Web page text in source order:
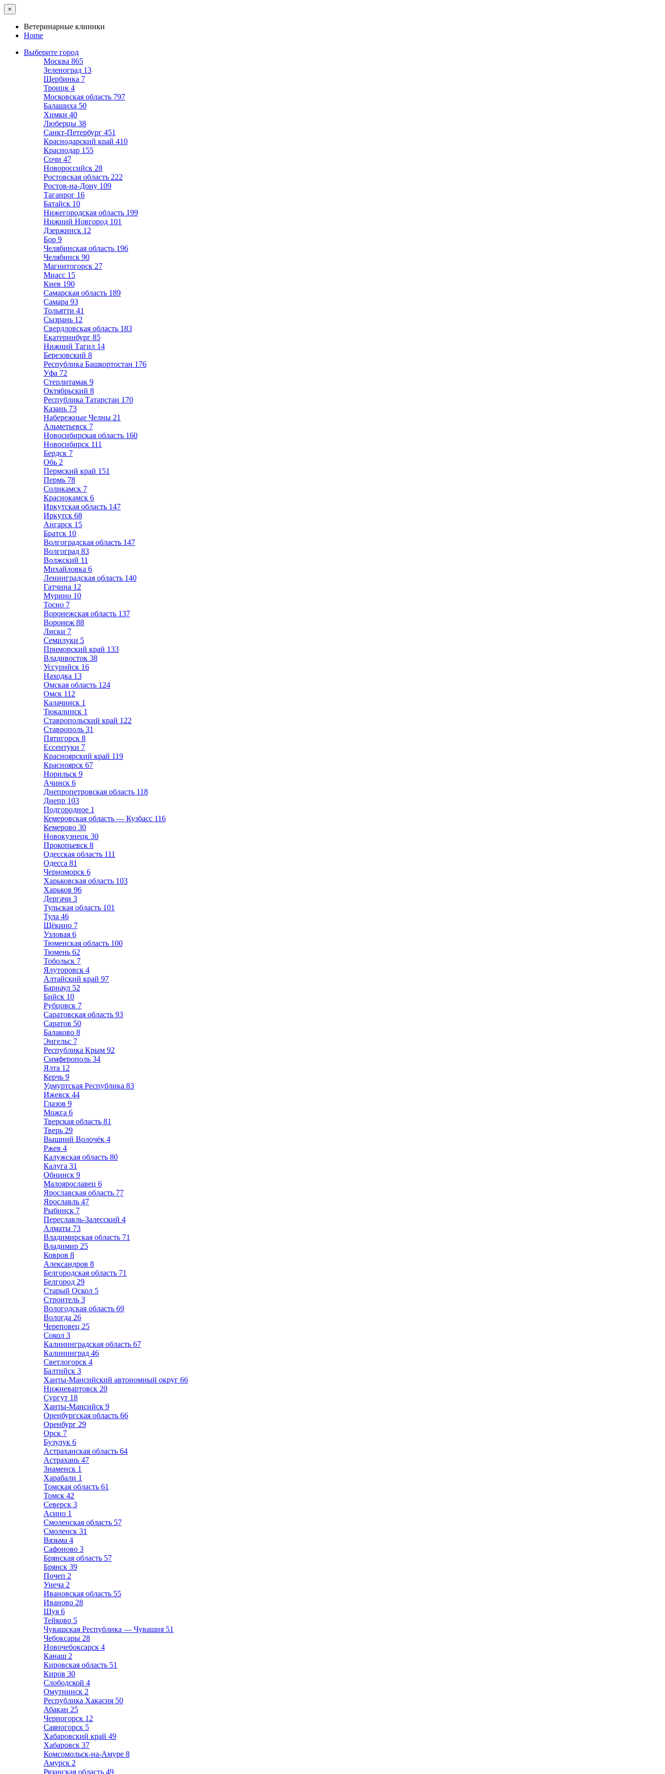
×
Ветеринарные клиники
Home
Выберите город
Москва 865
Зеленоград 13
Щербинка 7
Троицк 4
Московская область 797
Балашиха 50
Химки 40
Люберцы 38
Санкт-Петербург 451
Краснодарский край 410
Краснодар 155
Сочи 47
Новороссийск 28
Ростовская область 222
Ростов-на-Дону 109
Таганрог 16
Батайск 10
Нижегородская область 199
Нижний Новгород 101
Дзержинск 12
Бор 9
Челябинская область 196
Челябинск 90
Магнитогорск 27
Миасс 15
Киев 190
Самарская область 189
Самара 93
Тольятти 41
Сызрань 12
Свердловская область 183
Екатеринбург 85
Нижний Тагил 14
Березовский 8
Республика Башкортостан 176
Уфа 72
Стерлитамак 9
Октябрьский 8
Республика Татарстан 170
Казань 73
Набережные Челны 21
Альметьевск 7
Новосибирская область 160
Новосибирск 111
Бердск 7
Обь 2
Пермский край 151
Пермь 78
Соликамск 7
Краснокамск 6
Иркутская область 147
Иркутск 68
Ангарск 15
Братск 10
Волгоградская область 147
Волгоград 83
Волжский 11
Михайловка 6
Ленинградская область 140
Гатчина 12
Мурино 10
Тосно 7
Воронежская область 137
Воронеж 88
Лиски 7
Семилуки 5
Приморский край 133
Владивосток 38
Уссурийск 16
Находка 13
Омская область 124
Омск 112
Калачинск 1
Тюкалинск 1
Ставропольский край 122
Ставрополь 31
Пятигорск 8
Ессентуки 7
Красноярский край 119
Красноярск 67
Норильск 9
Ачинск 6
Днепропетровская область 118
Днепр 103
Подгородное 1
Кемеровская область — Кузбасс 116
Кемерово 30
Новокузнецк 30
Прокопьевск 8
Одесская область 111
Одесса 81
Черноморск 6
Харьковская область 103
Харьков 96
Дергачи 3
Тульская область 101
Тула 46
Щёкино 7
Узловая 6
Тюменская область 100
Тюмень 62
Тобольск 7
Ялуторовск 4
Алтайский край 97
Барнаул 52
Бийск 10
Рубцовск 7
Саратовская область 93
Саратов 50
Балаково 8
Энгельс 7
Республика Крым 92
Симферополь 34
Ялта 12
Керчь 9
Удмуртская Республика 83
Ижевск 44
Глазов 9
Можга 6
Тверская область 81
Тверь 29
Вышний Волочёк 4
Ржев 4
Калужская область 80
Калуга 31
Обнинск 9
Малоярославец 6
Ярославская область 77
Ярославль 47
Рыбинск 7
Переславль-Залесский 4
Алматы 73
Владимирская область 71
Владимир 25
Ковров 8
Александров 8
Белгородская область 71
Белгород 29
Старый Оскол 5
Строитель 3
Вологодская область 69
Вологда 26
Череповец 25
Сокол 3
Калининградская область 67
Калининград 46
Светлогорск 4
Балтийск 3
Ханты-Мансийский автономный округ 66
Нижневартовск 20
Сургут 18
Ханты-Мансийск 9
Оренбургская область 66
Оренбург 29
Орск 7
Бузулук 6
Астраханская область 64
Астрахань 47
Знаменск 1
Харабали 1
Томская область 61
Томск 42
Северск 3
Асино 1
Смоленская область 57
Смоленск 31
Вязьма 4
Сафоново 3
Брянская область 57
Брянск 39
Почеп 2
Унеча 2
Ивановская область 55
Иваново 28
Шуя 6
Тейково 5
Чувашская Республика — Чувашия 51
Чебоксары 28
Новочебоксарск 4
Канаш 2
Кировская область 51
Киров 30
Слободской 4
Омутнинск 2
Республика Хакасия 50
Абакан 25
Черногорск 12
Саяногорск 5
Хабаровский край 49
Хабаровск 37
Комсомольск-на-Амуре 8
Амурск 2
Рязанская область 49